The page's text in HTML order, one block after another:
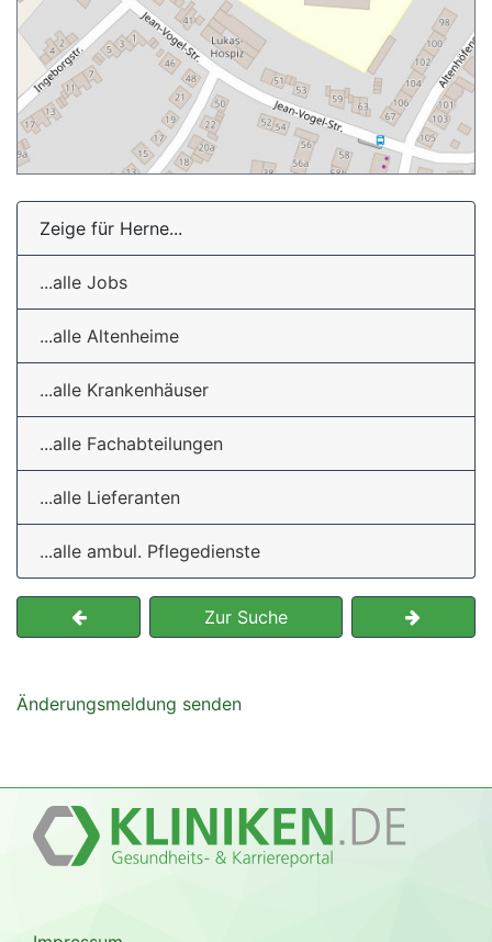
Zeige für Herne...
...alle Jobs
...alle Altenheime
...alle Krankenhäuser
...alle Fachabteilungen
...alle Lieferanten
...alle ambul. Pflegedienste
Zur Suche
Änderungsmeldung senden